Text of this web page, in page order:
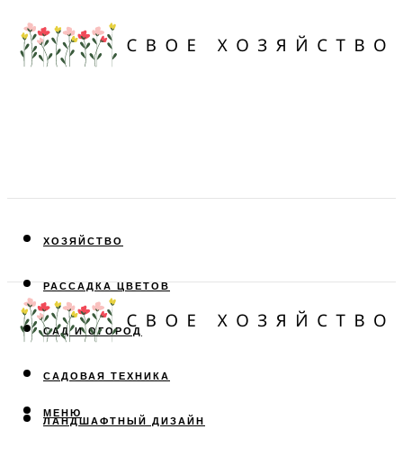
ХОЗЯЙСТВО
РАССАДКА ЦВЕТОВ
САД И ОГОРОД
САДОВАЯ ТЕХНИКА
ЛАНДШАФТНЫЙ ДИЗАЙН
МЕНЮ